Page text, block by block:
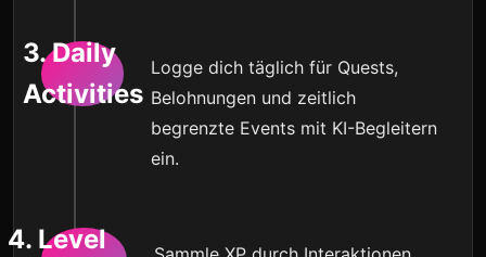
3. Daily
Activities
Logge dich täglich für Quests,
Belohnungen und zeitlich
begrenzte Events mit KI-Begleitern
ein.
4. Level